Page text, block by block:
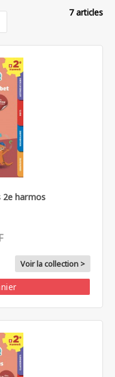
7 articles
2e harmos
Voir la collection >